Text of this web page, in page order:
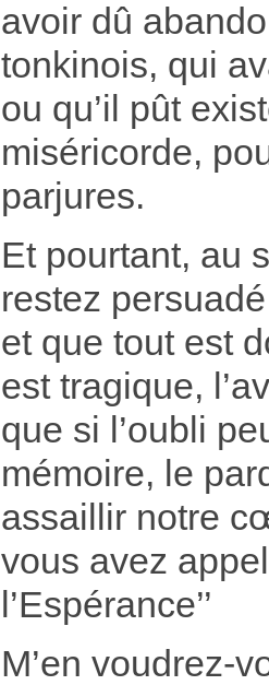
avoir dû
tonkinois, qui
ou qu’il pût
miséricorde,
parjures.
Et pourtant, au
restez
et que tout est
est tragique,
que si l’oubli
mémoire, le
assaillir notre
vous avez
l’Espérance’’
M’en voudrez-